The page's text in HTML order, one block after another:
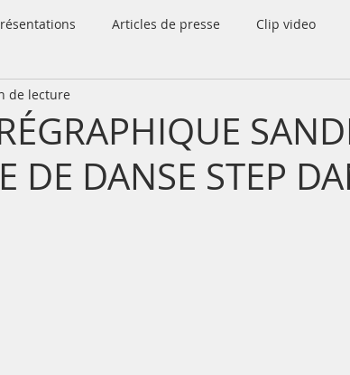
Articles de presse Clip video
DE DANSE STEP
de lecture